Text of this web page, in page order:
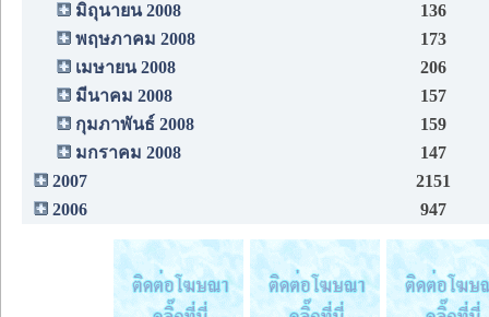
มิถุนายน 2008
136
พฤษภาคม 2008
173
เมษายน 2008
206
มีนาคม 2008
157
กุมภาพันธ์ 2008
159
มกราคม 2008
147
2007
2151
2006
947